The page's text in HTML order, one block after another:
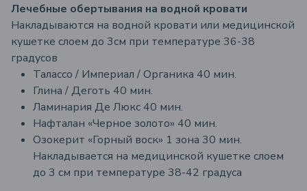
Лечебные обертывания на водной кровати
Накладываются на водной кровати или медицинской
кушетке слоем до 3см при температуре 36-38
градусов
Талассо / Империал / Органика 40 мин.
Глина / Деготь 40 мин.
Ламинария Де Люкс 40 мин.
Нафталан «Черное золото» 40 мин.
Озокерит «Горный воск» 1 зона 30 мин.
Накладывается на медицинской кушетке слоем
до 3 см при температуре 38-42 градуса